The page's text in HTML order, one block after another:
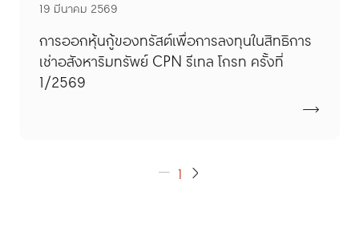
19 มีนาคม 2569
การออกหุ้นกู้ของทรัสต์เพื่อการลงทุนในสิทธิการ
เช่าอสังหาริมทรัพย์ CPN รีเทล โกรท ครั้งที่
1/2569
1